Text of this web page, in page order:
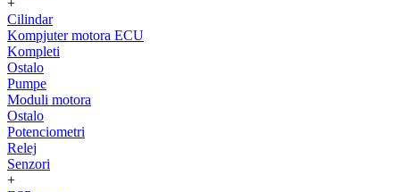
+
Cilindar
Kompjuter motora ECU
Kompleti
Ostalo
Pumpe
Moduli motora
Ostalo
Potenciometri
Relej
Senzori
+